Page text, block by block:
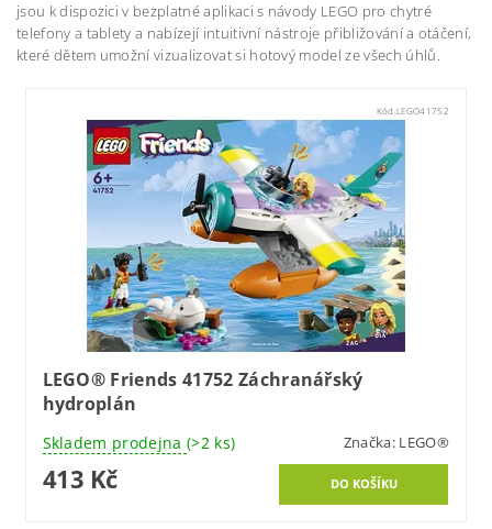
jsou k dispozici v bezplatné aplikaci s návody LEGO pro chytré
telefony a tablety a nabízejí intuitivní nástroje přibližování a otáčení,
které dětem umožní vizualizovat si hotový model ze všech úhlů.
Kód:LEGO41752
LEGO® Friends 41752 Záchranářský
hydroplán
Skladem prodejna (>2 ks) Značka: LEGO®
413 Kč